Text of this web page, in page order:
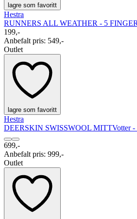
lagre som favoritt
Hestra
RUNNERS ALL WEATHER - 5 FINGER
199,-
Anbefalt pris: 549,-
Outlet
lagre som favoritt
Hestra
DEERSKIN SWISSWOOL MITTVotter
699,-
Anbefalt pris: 999,-
Outlet